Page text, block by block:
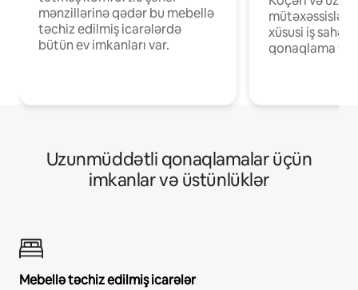
mənzillərinə qədər bu mebellə
təchiz edilmiş icarələrdə
bütün ev imkanları var.
mütəxəssislər
xüsusi iş
qonaqlama
Uzunmüddətli qonaqlamalar üçün
imkanlar və üstünlüklər
Mebellə təchiz edilmiş icarələr